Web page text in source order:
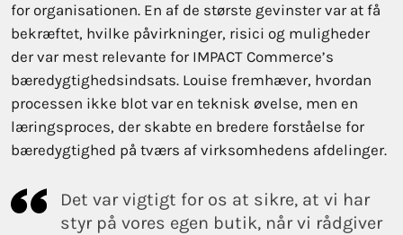
for organisationen. En af de største gevinster var at få
bekræftet, hvilke påvirkninger, risici og muligheder
der var mest relevante for IMPACT Commerce’s
bæredygtighedsindsats. Louise fremhæver, hvordan
processen ikke blot var en teknisk øvelse, men en
læringsproces, der skabte en bredere forståelse for
bæredygtighed på tværs af virksomhedens afdelinger.
Det var vigtigt for os at sikre, at vi har
styr på vores egen butik, når vi rådgiver